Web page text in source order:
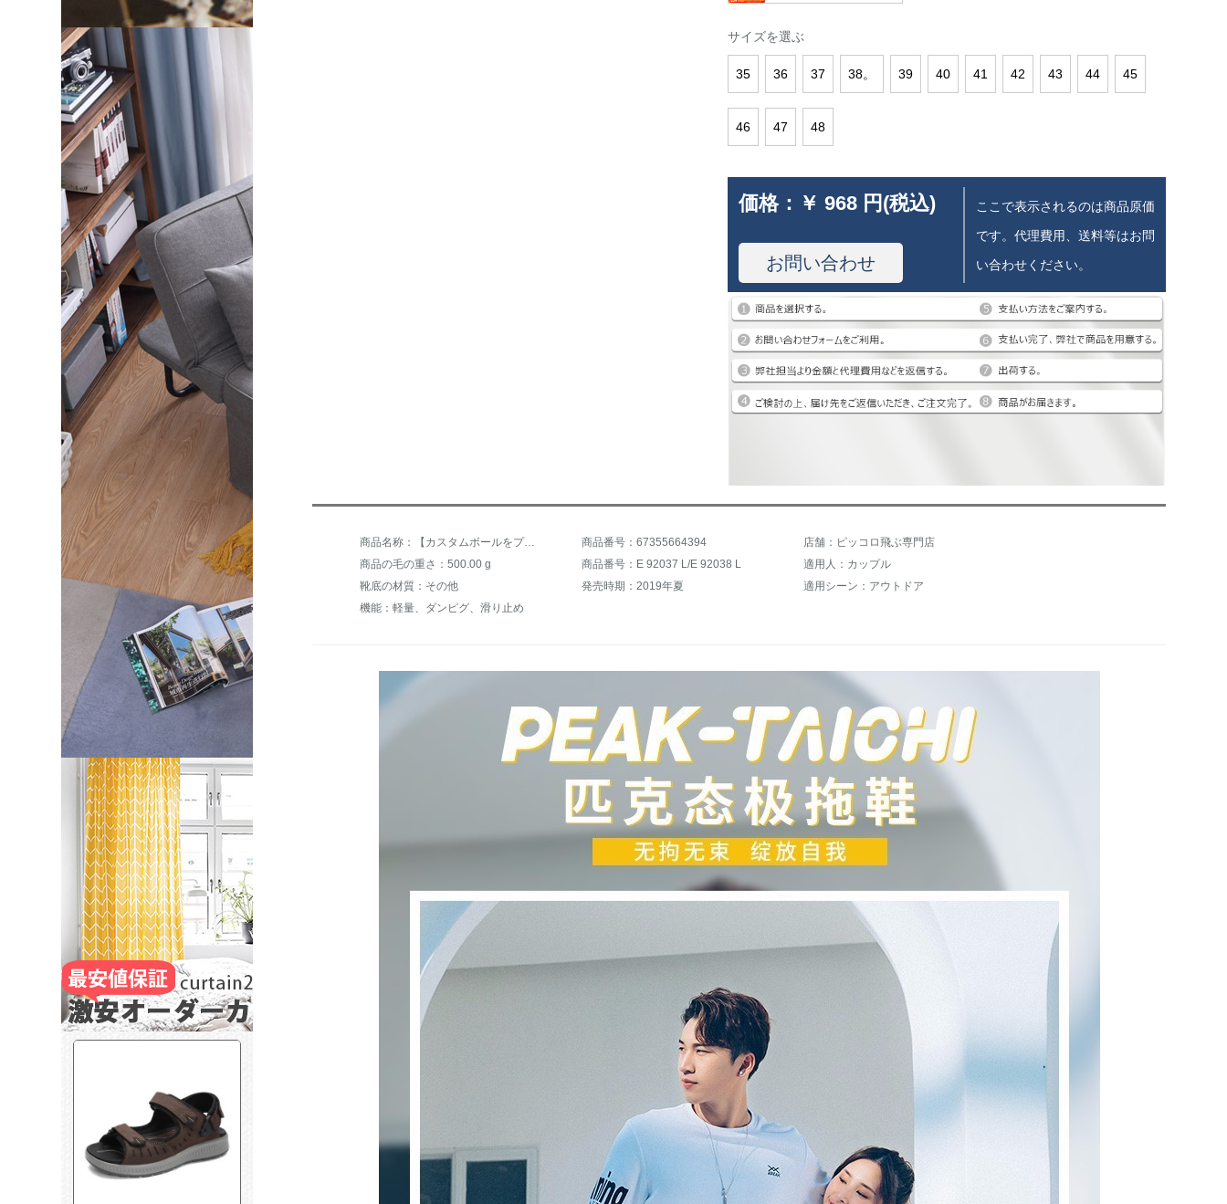
サイズを選ぶ
35 36 37 38。 39 40 41 42 43 44 45
46 47 48
価格： ￥ 968 円(税込)
お問い合わせ
ここで表示されるのは商品原価
です。代理費用、送料等はお問
い合わせください。
商品名称：【カスタムボールをプレゼント】ピケ形極スリッパ2.0男女太極カップル靴夏クールクールスリッパ秋スポーツスリッパファッションビーチサンダル白/黒(男性用一部前売り)41 商品番号：67355664394
店舗：ピッコロ飛ぶ専門店
商品の毛の重さ：500.00 g
商品番号：E 92037 L/E 92038 L
適用人：カップル
靴底の材質：その他
発売時期：2019年夏
適用シーン：アウトドア
機能：軽量、ダンピグ、滑り止め